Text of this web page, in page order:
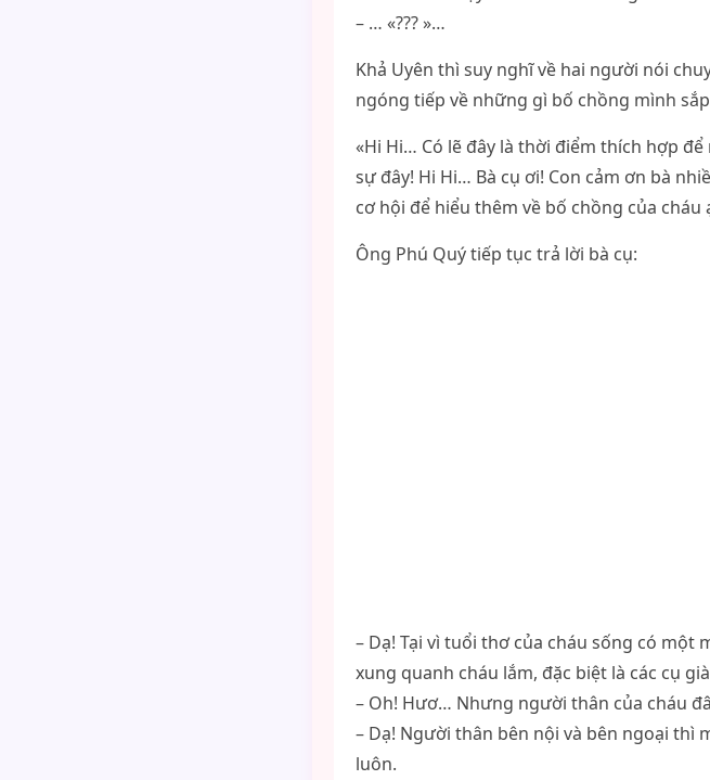
– … «??? »…
Khả Uyên thì suy nghĩ về hai người nói
ngóng tiếp về những gì bố chồng mình
«Hi Hi… Có lẽ đây là thời điểm thích hợp
sự đây! Hi Hi… Bà cụ ơi! Con cảm ơn bà
cơ hội để hiểu thêm về bố chồng của cháu
Ông Phú Quý tiếp tục trả lời bà cụ:
– Dạ! Tại vì tuổi thơ của cháu sống có
xung quanh cháu lắm, đặc biệt là các cụ
– Oh! Hươ… Nhưng người thân của cháu
– Dạ! Người thân bên nội và bên ngoại thì
luôn.